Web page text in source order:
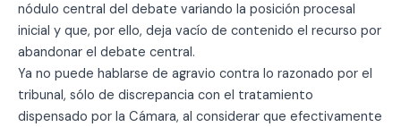
nódulo central del debate variando la posición procesal
inicial y que, por ello, deja vacío de contenido el recurso por
abandonar el debate central.
Ya no puede hablarse de agravio contra lo razonado por el
tribunal, sólo de discrepancia con el tratamiento
dispensado por la Cámara, al considerar que efectivamente